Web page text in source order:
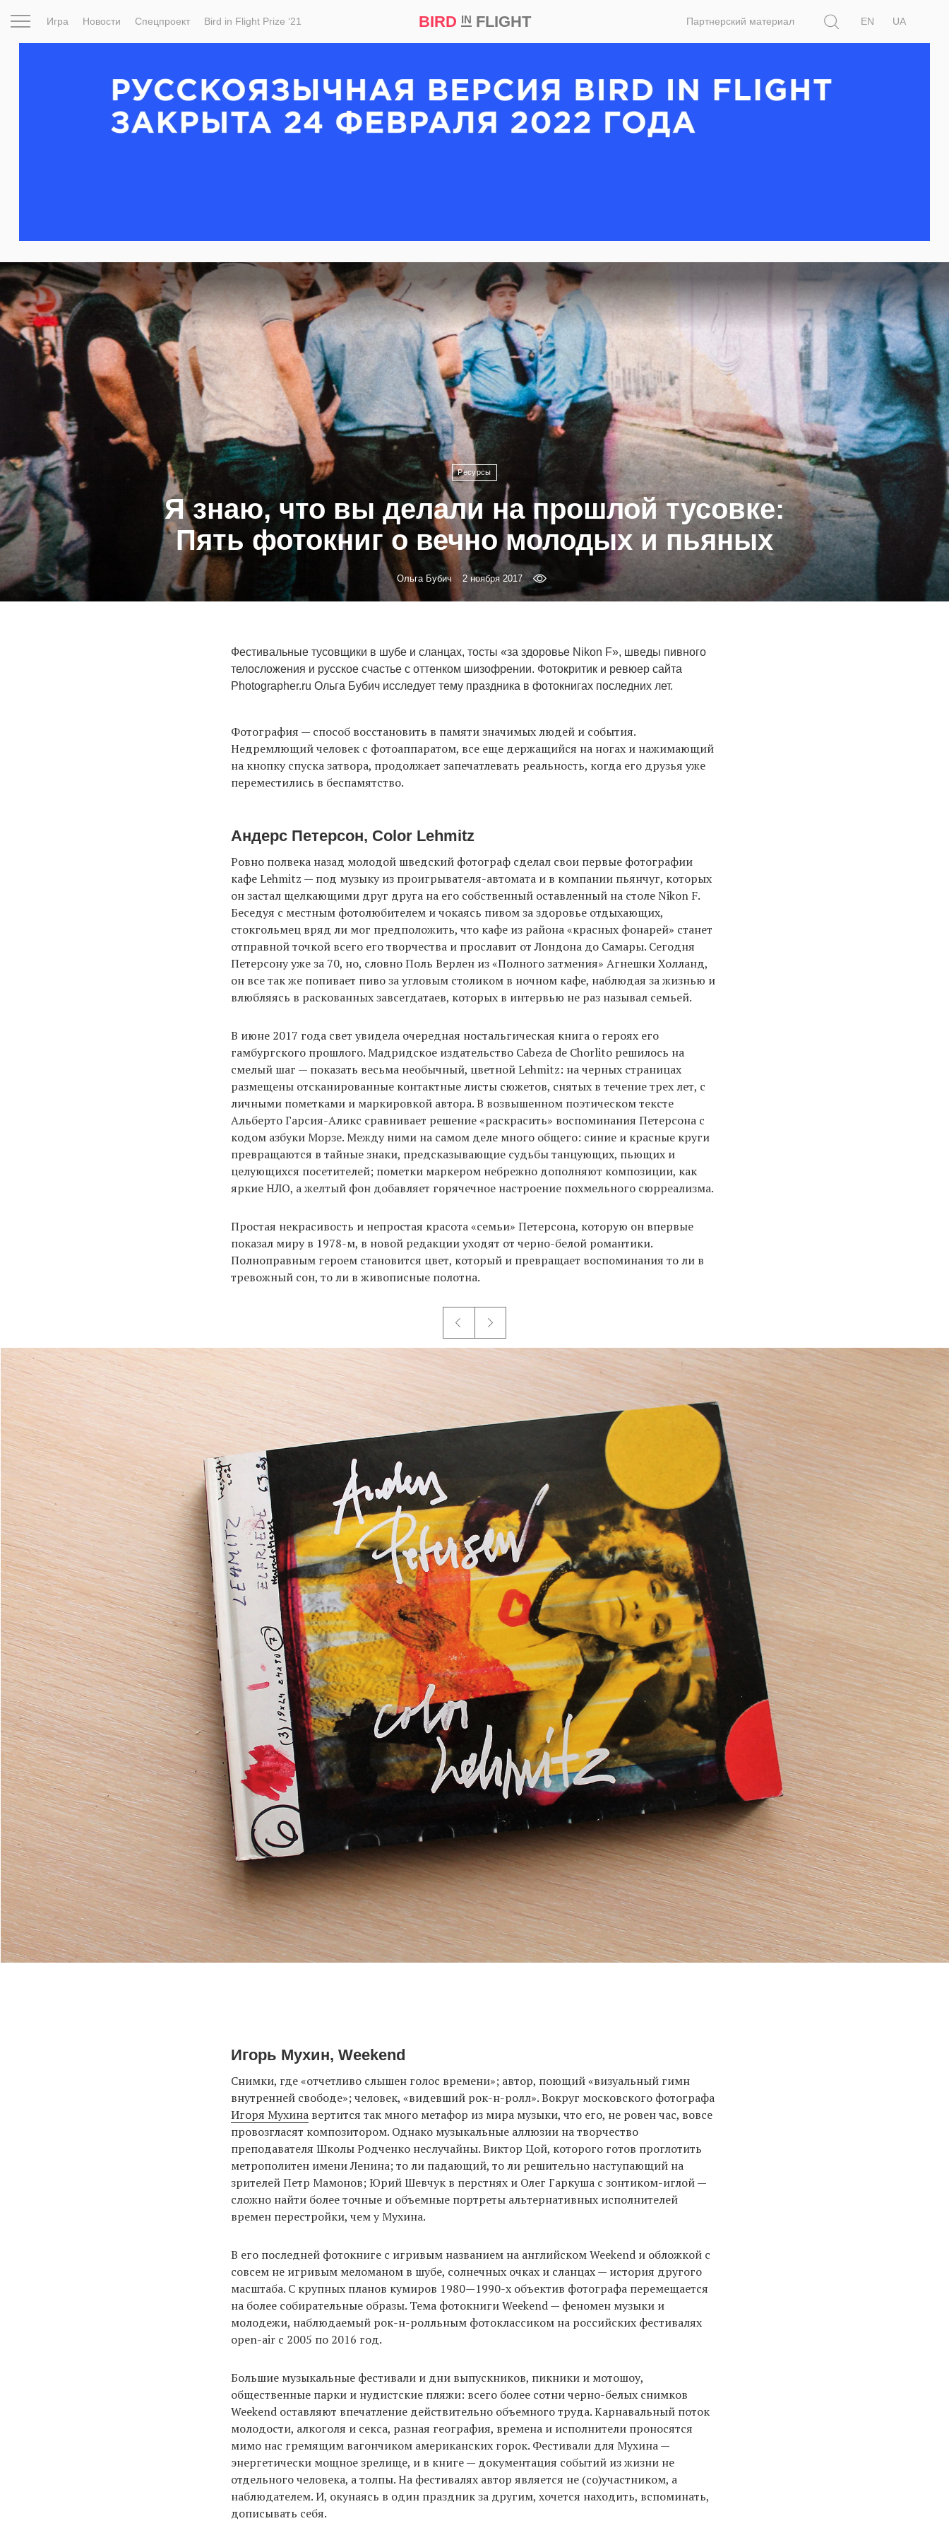
Игра Новости Спецпроект Bird in Flight Prize ‘21 BIRD INFLIGHT Партнерский материал
EN
UA
Ресурсы
Я знаю, что вы делали на прошлой тусовке:
Пять фотокниг о вечно молодых и пьяных
Ольга Бубич 2 ноября 2017
Фестивальные тусовщики в шубе и сланцах, тосты «за здоровье Nikon F», шведы пивного
телосложения и русское счастье с оттенком шизофрении. Фотокритик и ревюер сайта
Photographer.ru Ольга Бубич исследует тему праздника в фотокнигах последних лет.
Фотография — способ восстановить в памяти значимых людей и события.
Недремлющий человек с фотоаппаратом, все еще держащийся на ногах и нажимающий
на кнопку спуска затвора, продолжает запечатлевать реальность, когда его друзья уже
переместились в беспамятство.
Андерс Петерсон, Color Lehmitz
Ровно полвека назад молодой шведский фотограф сделал свои первые фотографии
кафе Lehmitz — под музыку из проигрывателя-автомата и в компании пьянчуг, которых
он застал щелкающими друг друга на его собственный оставленный на столе Nikon F.
Беседуя с местным фотолюбителем и чокаясь пивом за здоровье отдыхающих,
стокгольмец вряд ли мог предположить, что кафе из района «красных фонарей» станет
отправной точкой всего его творчества и прославит от Лондона до Самары. Сегодня
Петерсону уже за 70, но, словно Поль Верлен из «Полного затмения» Агнешки Холланд,
он все так же попивает пиво за угловым столиком в ночном кафе, наблюдая за жизнью и
влюбляясь в раскованных завсегдатаев, которых в интервью не раз называл семьей.
В июне 2017 года свет увидела очередная ностальгическая книга о героях его
гамбургского прошлого. Мадридское издательство Cabeza de Chorlito решилось на
смелый шаг — показать весьма необычный, цветной Lehmitz: на черных страницах
размещены отсканированные контактные листы сюжетов, снятых в течение трех лет, с
личными пометками и маркировкой автора. В возвышенном поэтическом тексте
Альберто Гарсия-Аликс сравнивает решение «раскрасить» воспоминания Петерсона с
кодом азбуки Морзе. Между ними на самом деле много общего: синие и красные круги
превращаются в тайные знаки, предсказывающие судьбы танцующих, пьющих и
целующихся посетителей; пометки маркером небрежно дополняют композиции, как
яркие НЛО, а желтый фон добавляет горячечное настроение похмельного сюрреализма.
Простая некрасивость и непростая красота «семьи» Петерсона, которую он впервые
показал миру в 1978-м, в новой редакции уходят от черно-белой романтики.
Полноправным героем становится цвет, который и превращает воспоминания то ли в
тревожный сон, то ли в живописные полотна.
Игорь Мухин, Weekend
Снимки, где «отчетливо слышен голос времени»; автор, поющий «визуальный гимн
внутренней свободе»; человек, «видевший рок-н-ролл». Вокруг московского фотографа
Игоря Мухина вертится так много метафор из мира музыки, что его, не ровен час, вовсе
провозгласят композитором. Однако музыкальные аллюзии на творчество
преподавателя Школы Родченко неслучайны. Виктор Цой, которого готов проглотить
метрополитен имени Ленина; то ли падающий, то ли решительно наступающий на
зрителей Петр Мамонов; Юрий Шевчук в перстнях и Олег Гаркуша с зонтиком-иглой —
сложно найти более точные и объемные портреты альтернативных исполнителей
времен перестройки, чем у Мухина.
В его последней фотокниге с игривым названием на английском Weekend и обложкой с
совсем не игривым меломаном в шубе, солнечных очках и сланцах — история другого
масштаба. С крупных планов кумиров 1980—1990-х объектив фотографа перемещается
на более собирательные образы. Тема фотокниги Weekend — феномен музыки и
молодежи, наблюдаемый рок-н-ролльным фотоклассиком на российских фестивалях
open-air с 2005 по 2016 год.
Большие музыкальные фестивали и дни выпускников, пикники и мотошоу,
общественные парки и нудистские пляжи: всего более сотни черно-белых снимков
Weekend оставляют впечатление действительно объемного труда. Карнавальный поток
молодости, алкоголя и секса, разная география, времена и исполнители проносятся
мимо нас гремящим вагончиком американских горок. Фестивали для Мухина —
энергетически мощное зрелище, и в книге — документация событий из жизни не
отдельного человека, а толпы. На фестивалях автор является не (со)участником, а
наблюдателем. И, окунаясь в один праздник за другим, хочется находить, вспоминать,
дописывать себя.